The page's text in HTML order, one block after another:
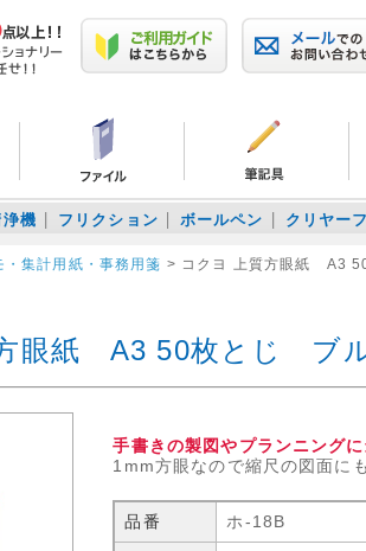
機 フリクション ボールペン クリヤー
・集計用紙・事務用箋 > コクヨ 上質方眼紙 A3
眼紙 A3 50枚とじ ブ
手書きの製図やプランニング
1mm方眼なので縮尺の図面に
品番 ホ-18B